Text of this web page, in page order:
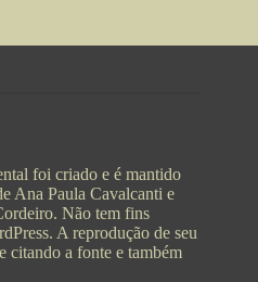
foi criado e é mantido
Ana Paula Cavalcanti e
Não tem fins
A reprodução de seu
citando a fonte e também